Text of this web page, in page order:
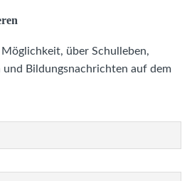
über Schulleben,
und Bildungsnachrichten auf dem